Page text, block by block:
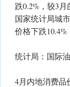
跌0.2%，较3
国家统计局城
价格下跌
统计局：国际
4月内地消费品